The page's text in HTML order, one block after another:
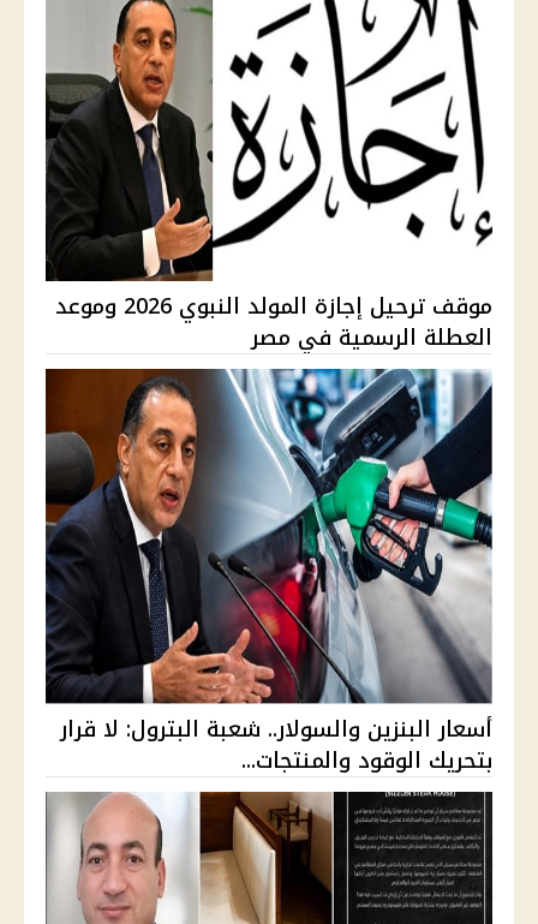
موقف ترحيل إجازة المولد النبوي 2026 وموعد
العطلة الرسمية في مصر
أسعار البنزين والسولار.. شعبة البترول: لا قرار
بتحريك الوقود والمنتجات...